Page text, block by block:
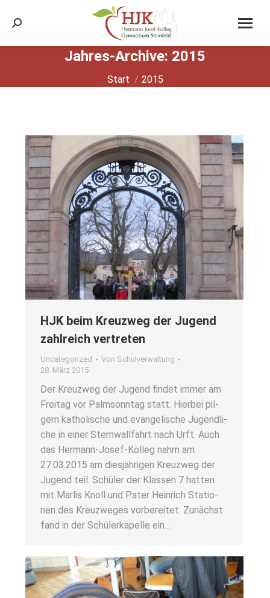
Search:
Jahres-Archive: 2015
Sie befinden sich hier:
Start 2015
HJK beim Kreuz­weg der Jugend
zahl­reich ver­tre­ten
Uncategorized Von Schulverwaltung
28. März 2015
Der Kreuz­weg der Jugend fin­det immer am
Frei­tag vor Palm­sonn­tag statt. Hier­bei pil­
gern katho­li­sche und evan­ge­li­sche Jugend­li­
che in einer Stern­wall­fahrt nach Urft. Auch
das Her­­mann-Josef-Kol­­leg nahm am
27.03.2015 am dies­jäh­ri­gen Kreuz­weg der
Jugend teil. Schü­ler der Klas­sen 7 hat­ten
mit Mar­lis Knoll und Pater Hein­rich Sta­tio­
nen des Kreuz­we­ges vor­be­rei­tet. Zunächst
fand in der Schü­ler­ka­pel­le ein…